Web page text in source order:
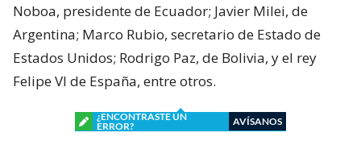
Noboa, presidente de Ecuador; Javier Milei, de
Argentina; Marco Rubio, secretario de Estado de
Estados Unidos; Rodrigo Paz, de Bolivia, y el rey
Felipe VI de España, entre otros.
¿ENCONTRASTE UN
ERROR?
AVÍSANOS